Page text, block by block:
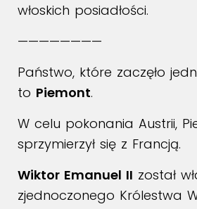
włoskich posiadłości.
————————
Państwo, które zaczęło
to Piemont.
W celu pokonania Austrii,
sprzymierzył się z Francją.
Wiktor Emanuel II został
zjednoczonego Królestwa